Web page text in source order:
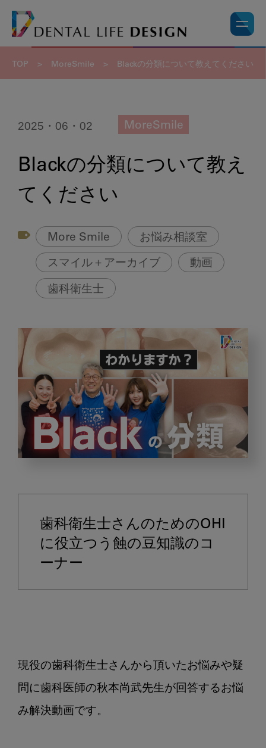
TOP > MoreSmile > Blackの分類について教えてください
2025・06・02 MoreSmile
Blackの分類について教え
てください
More Smile お悩み相談室
スマイル＋アーカイブ 動画
歯科衛生士
分
教
さ
い
歯科衛生士さんのためのOHI
に役立つう蝕の豆知識のコ
ーナー
現役の歯科衛生士さんから頂いたお悩みや疑
問に歯科医師の秋本尚武先生が回答するお悩
み解決動画です。